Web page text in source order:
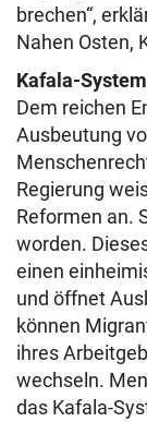
brechen“,
Nahen Osten,
Kafala-
Dem reichen
Ausbeutung
Regierung
Reformen an.
worden.
einen
und öffnet
können
ihres
wechseln.
das Kafala-